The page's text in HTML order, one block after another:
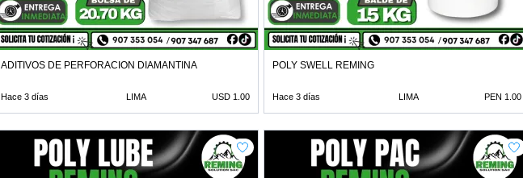
ADITIVOS DE PERFORACION DIAMANTINA
Hace 3 días LIMA USD 1.00
POLY SWELL REMING
Hace 3 días LIMA PEN 1.00